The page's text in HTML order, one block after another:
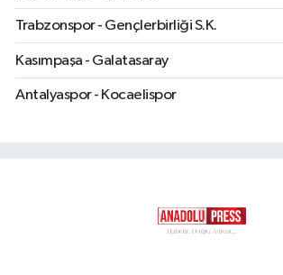
Trabzonspor - Gençlerbirliği S.K.
Kasımpaşa - Galatasaray
Antalyaspor - Kocaelispor